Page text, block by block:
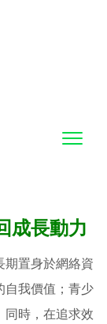
成長動力
置身於網絡資
自我價值；青少
同時，在追求效